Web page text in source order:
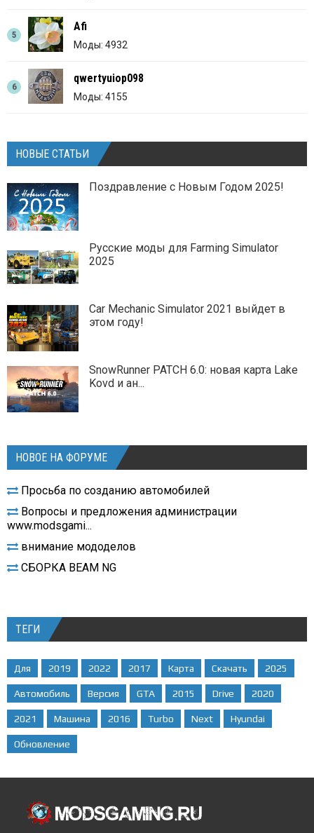
5
Afi
Моды: 4932
6
qwertyuiop098
Моды: 4155
НОВЫЕ СТАТЬИ
Поздравление с Новым Годом 2025!
Русские моды для Farming Simulator
2025
Car Mechanic Simulator 2021 выйдет в
этом году!
SnowRunner PATCH 6.0: новая карта Lake
Kovd и ан...
НОВОЕ НА ФОРУМЕ
Просьба по созданию автомобилей
Вопросы и предложения администрации
www.modsgami...
внимание мододелов
СБОРКА BEAM NG
ТЕГИ
Для 2019 2022 2017 Карта Скачать 2025
Автомобиль Версия GTA 2015 Drive 2020
2021 Машина 2016 Turbo Next Hyundai
Обновление